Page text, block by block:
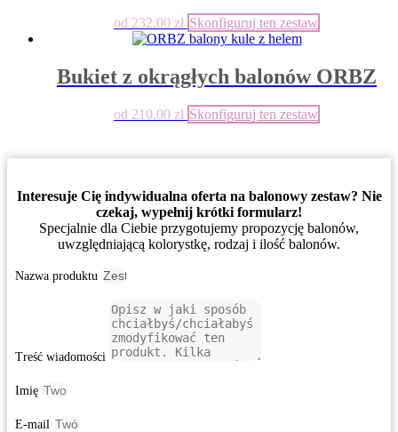
od 232.00 zł Skonfiguruj ten zestaw
Bukiet z okrągłych balonów ORBZ
od 210.00 zł Skonfiguruj ten zestaw
Interesuje Cię indywidualna oferta na balonowy zestaw? Nie
czekaj, wypełnij krótki formularz!
Specjalnie dla Ciebie przygotujemy propozycję balonów,
uwzględniającą kolorystkę, rodzaj i ilość balonów.
Nazwa produktu
Treść wiadomości
Imię
E-mail